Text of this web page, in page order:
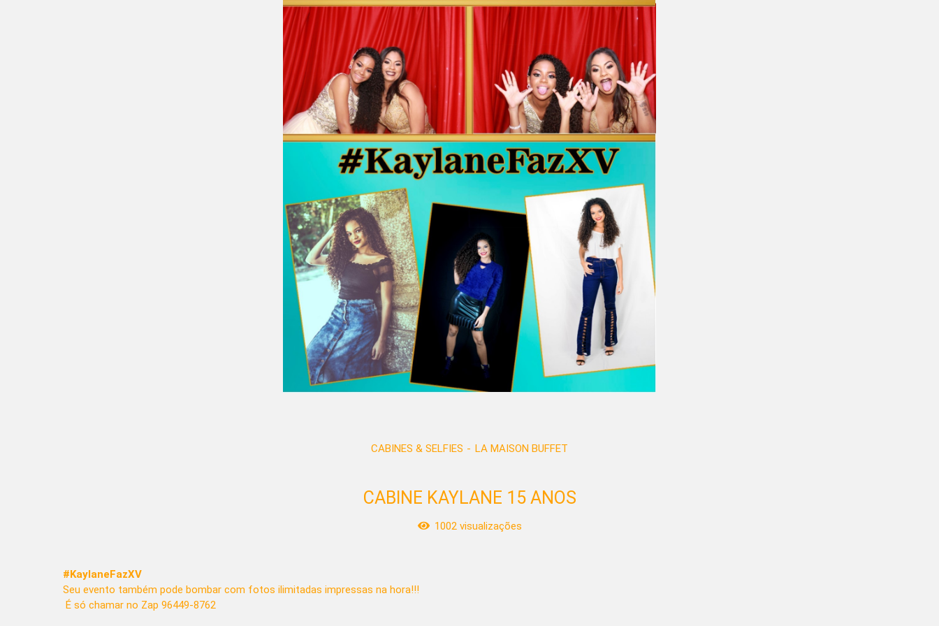
CABINES & SELFIES LA MAISON BUFFET
CABINE KAYLANE 15 ANOS
1002visualizações
#KaylaneFazXV
Seu evento também pode bombar com fotos ilimitadas impressas na hora!!!
É só chamar no Zap 96449-8762